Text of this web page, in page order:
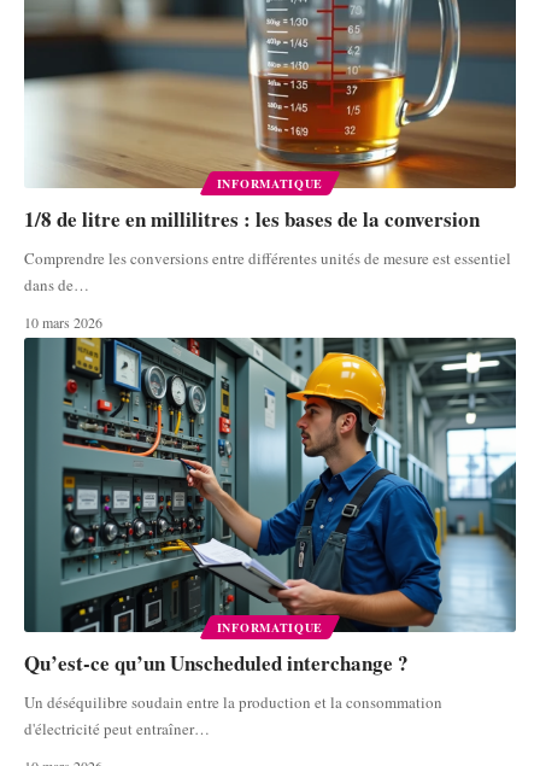
INFORMATIQUE
1/8 de litre en millilitres : les bases de la conversion
Comprendre les conversions entre différentes unités de mesure est essentiel
dans de…
10 mars 2026
INFORMATIQUE
Qu’est-ce qu’un Unscheduled interchange ?
Un déséquilibre soudain entre la production et la consommation
d'électricité peut entraîner…